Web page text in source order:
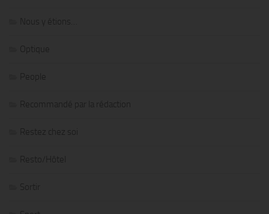
Nous y étions…
Optique
People
Recommandé par la rédaction
Restez chez soi
Resto/Hôtel
Sortir